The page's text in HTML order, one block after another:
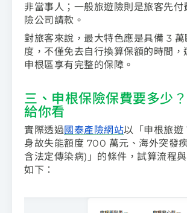
非當事人；一般旅遊險則是旅客先付
險公司請款。
對旅客來說，最大特色應是具備 3
度，不僅免去自行換算保額的時間，
申根區享有完整的保障。
三、申根保險保費要多少
給你看
實際透過國泰產險網站以「申根旅遊
身故失能額度 700 萬元、海外突發
含法定傳染病)」的條件，試算流程
如下：